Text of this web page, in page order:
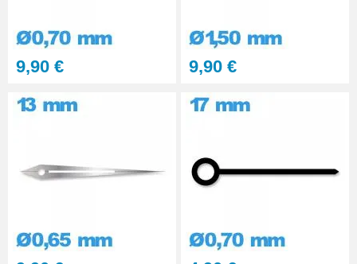
Outil pour remettre Aiguille
Montre - 0,80 / 1,50 mm
7,90 €
9,90 € 9,90 €